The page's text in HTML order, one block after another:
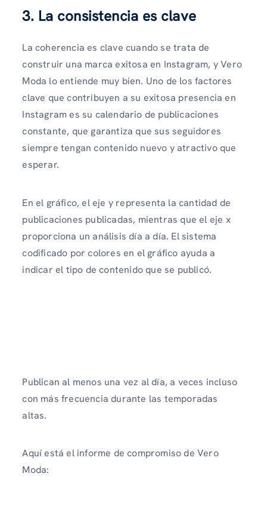
3. La consistencia es clave
La coherencia es clave cuando se trata de
construir una marca exitosa en Instagram, y Vero
Moda lo entiende muy bien. Uno de los factores
clave que contribuyen a su exitosa presencia en
Instagram es su calendario de publicaciones
constante, que garantiza que sus seguidores
siempre tengan contenido nuevo y atractivo que
esperar.
En el gráfico, el eje y representa la cantidad de
publicaciones publicadas, mientras que el eje x
proporciona un análisis día a día. El sistema
codificado por colores en el gráfico ayuda a
indicar el tipo de contenido que se publicó.
Publican al menos una vez al día, a veces incluso
con más frecuencia durante las temporadas
altas.
Aquí está el informe de compromiso de Vero
Moda: